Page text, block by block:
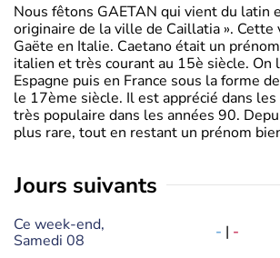
Nous fêtons GAETAN qui vient du latin
originaire de la ville de Caillatia ».
Gaëte en Italie. Caetano était un
italien et très courant au 15è siècle. On
Espagne puis en France sous la forme
le 17ème siècle. Il est apprécié dans
très populaire dans les années 90.
plus rare, tout en restant un prénom
jours suivants
Ce week-end,
Samedi 08
- | -